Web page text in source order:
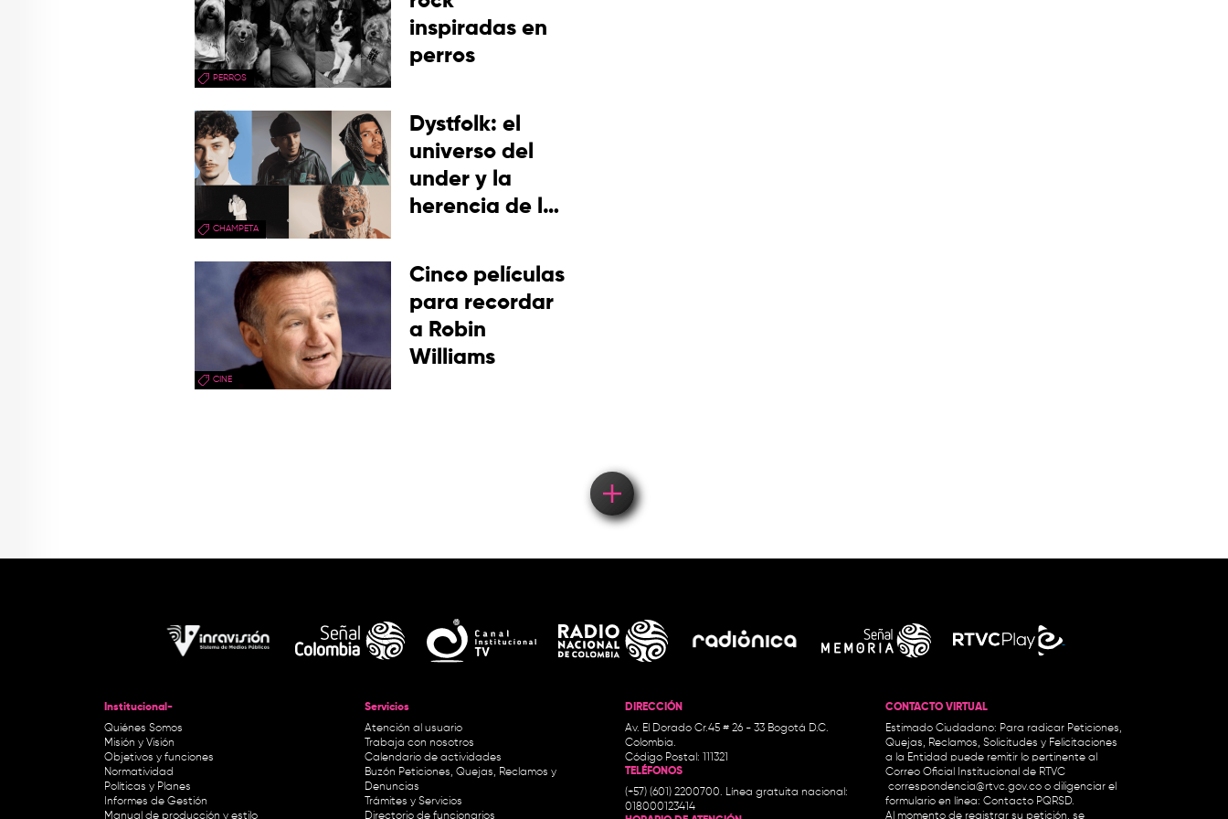
PERROS
inspiradas en
perros
CHAMPETA
Dystfolk: el
universo del
under y la
herencia de la
picotera
CINE
Cinco películas
para recordar
a Robin
Williams
Institucional-
Quiénes Somos
Misión y Visión
Objetivos y funciones
Normatividad
Políticas y Planes
Informes de Gestión
Manual de producción y estilo
Servicios
Atención al usuario
Trabaja con nosotros
Calendario de actividades
Buzón Peticiones, Quejas, Reclamos y
Denuncias
Trámites y Servicios
Directorio de funcionarios
DIRECCIÓN
Av. El Dorado Cr.45 # 26 - 33 Bogotá D.C.
Colombia.
Código Postal: 111321
TELÉFONOS
(+57) (601) 2200700. Línea gratuita nacional:
018000123414
CONTACTO VIRTUAL
Estimado Ciudadano: Para radicar Peticiones,
Quejas, Reclamos, Solicitudes y Felicitaciones
a la Entidad puede remitir lo pertinente al
Correo Oficial Institucional de RTVC
correspondencia@rtvc.gov.co o diligenciar el
formulario en línea: Contacto PQRSD.
Al momento de registrar su petición, se